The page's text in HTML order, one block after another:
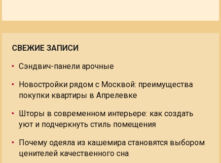
СВЕЖИЕ ЗАПИСИ
Сэндвич-панели арочные
Новостройки рядом с Москвой: преимущества
покупки квартиры в Апрелевке
Шторы в современном интерьере: как создать
уют и подчеркнуть стиль помещения
Почему одеяла из кашемира становятся выбором
ценителей качественного сна